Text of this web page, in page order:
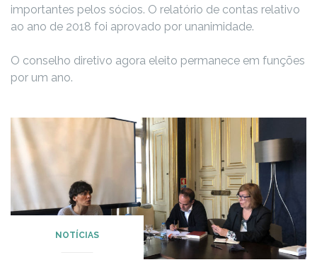
importantes pelos sócios. O relatório de contas relativo
ao ano de 2018 foi aprovado por unanimidade.
O conselho diretivo agora eleito permanece em funções
por um ano.
NOTÍCIAS